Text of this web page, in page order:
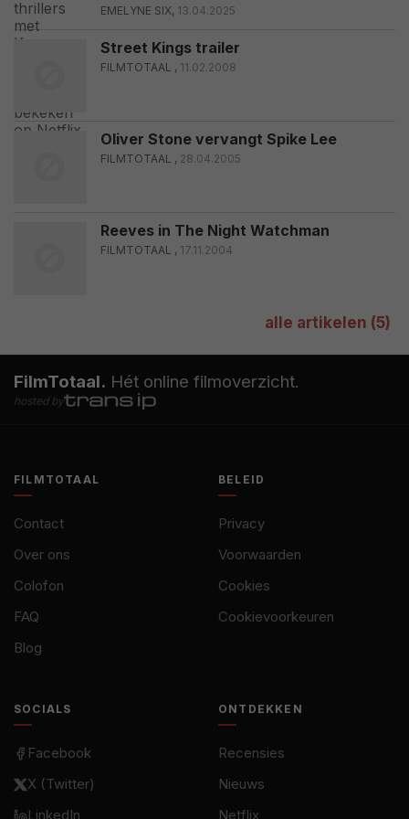
alle artikelen (5)
EMELYNE SIX, 13.04.2025
Street Kings trailer
FILMTOTAAL , 11.02.2008
Oliver Stone vervangt Spike Lee
FILMTOTAAL , 28.04.2005
Reeves in The Night Watchman
FILMTOTAAL , 17.11.2004
FilmTotaal. Hét online filmoverzicht.
hosted by
FILMTOTAAL
Contact
Over ons
Colofon
FAQ
Blog
BELEID
Privacy
Voorwaarden
Cookies
Cookievoorkeuren
SOCIALS
Facebook
X (Twitter)
LinkedIn
ONTDEKKEN
Recensies
Nieuws
Netflix